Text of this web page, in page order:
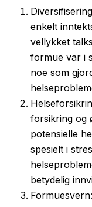
enkelt
vellykket
formue var i
noe som
forsikring og
potensielle
spesielt i
betydelig